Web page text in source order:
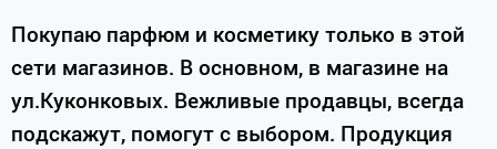
Покупаю парфюм и косметику только в этой
сети магазинов. В основном, в магазине на
ул.Куконковых. Вежливые продавцы, всегда
подскажут, помогут с выбором. Продукция